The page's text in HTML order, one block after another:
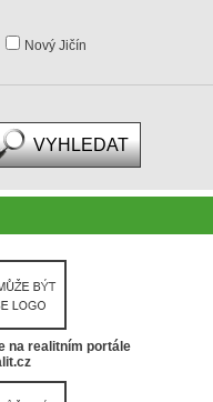
Nový Jičín
na realitním portále